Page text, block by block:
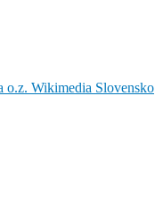
o.z. Wikimedia Slovensko